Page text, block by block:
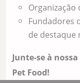
Organização
Fundadores
de destaque
Junte-se à
Pet Food!